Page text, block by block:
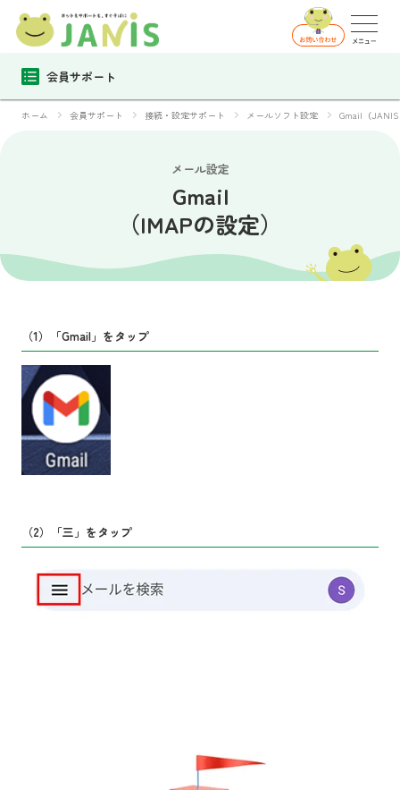
会員サポート
ホーム 会員サポート 接続・設定サポート メールソフト設定 Gmail（
メール設定
Gmail
（IMAPの設定）
（1）「Gmail」をタップ
（2）「三」をタップ